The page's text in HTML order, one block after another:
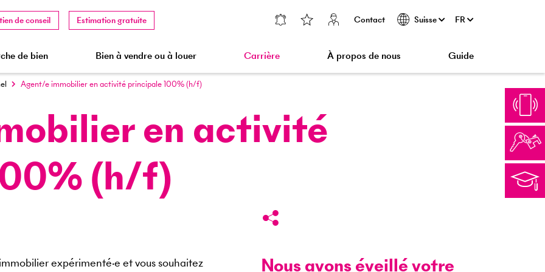
de conseil Estimation gratuite Contact Suisse FR
de bien Bien à vendre ou à louer Carrière À propos de nous Guide
Agent/e immobilier en activité principale 100% (h/f)
en activité
(h/f)
expérimenté·e et vous souhaitez Nous avons éveillé votre